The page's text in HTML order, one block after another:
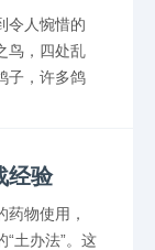
令人惋惜的
鸟，四处乱
子，许多鸽
经验
物使用，
土办法”。这